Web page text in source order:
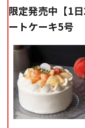
限定発売中【1
ートケーキ5号